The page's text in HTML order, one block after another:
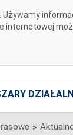
Używamy
internetowej
>